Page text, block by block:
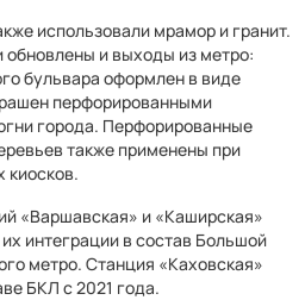
использовали мрамор и гранит.
обновлены и выходы из метро:
бульвара оформлен в виде
перфорированными
города. Перфорированные
также применены при
киосков.
«Варшавская» и «Каширская»
интеграции в состав Большой
метро. Станция «Каховская»
БКЛ с 2021 года.